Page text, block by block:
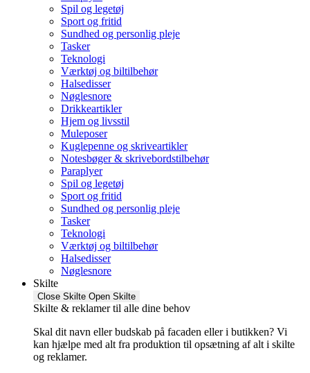
Spil og legetøj
Sport og fritid
Sundhed og personlig pleje
Tasker
Teknologi
Værktøj og biltilbehør
Halsedisser
Nøglesnore
Drikkeartikler
Hjem og livsstil
Muleposer
Kuglepenne og skriveartikler
Notesbøger & skrivebordstilbehør
Paraplyer
Spil og legetøj
Sport og fritid
Sundhed og personlig pleje
Tasker
Teknologi
Værktøj og biltilbehør
Halsedisser
Nøglesnore
Skilte
Close Skilte Open Skilte
Skilte & reklamer til alle dine behov
Skal dit navn eller budskab på facaden eller i butikken? Vi
kan hjælpe med alt fra produktion til opsætning af alt i skilte
og reklamer.